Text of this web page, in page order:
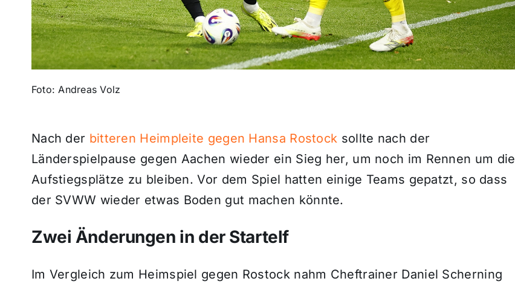
Foto: Andreas Volz
Nach der bitteren Heimpleite gegen Hansa Rostock sollte nach der
Länderspielpause gegen Aachen wieder ein Sieg her, um noch im Rennen um die
Aufstiegsplätze zu bleiben. Vor dem Spiel hatten einige Teams gepatzt, so dass
der SVWW wieder etwas Boden gut machen könnte.
Zwei Änderungen in der Startelf
Im Vergleich zum Heimspiel gegen Rostock nahm Cheftrainer Daniel Scherning